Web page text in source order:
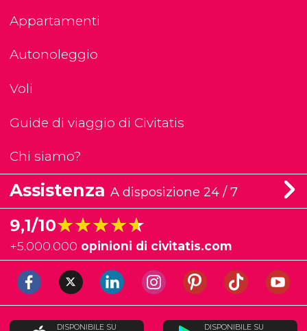
Appartamenti
Autonoleggio
Voli
Guide di viaggio di Civitatis
Chi siamo?
Assistenza A disposizione 24 / 7
9,1/10★★★★★
★★★★★
+5.000.000 opinioni di civitatis.com
DISPONIBILE SU DISPONIBILE SU